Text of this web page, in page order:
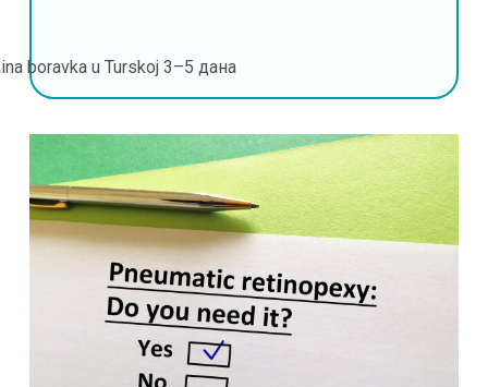
boravka u Turskoj 3–5 дана